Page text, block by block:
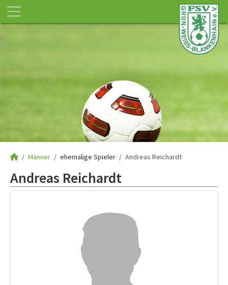
Männer ehemalige Spieler Andreas Reichardt
Andreas Reichardt